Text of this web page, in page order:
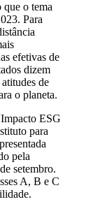
que o tema
Para
efetivas de
dizem
de
o planeta.
ESG
para
pela
setembro.
A, B e C